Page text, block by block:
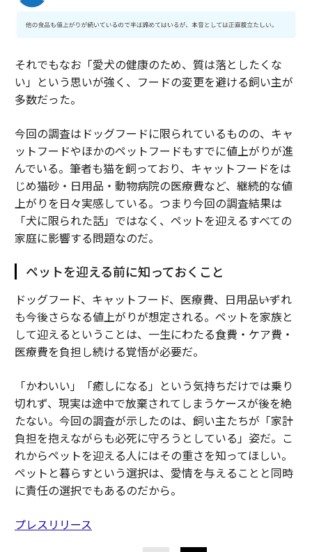
それでもなお「愛犬の健康のため、質は落としたくな
い」という思いが強く、フードの変更を避ける飼い主が
多数だった。
今回の調査はドッグフードに限られているものの、キャ
ットフードやほかのペットフードもすでに値上がりが進
んでいる。筆者も猫を飼っており、キャットフードをは
じめ猫砂・日用品・動物病院の医療費など、継続的な値
上がりを日々実感している。つまり今回の調査結果は
「犬に限られた話」ではなく、ペットを迎えるすべての
家庭に影響する問題なのだ。
ペットを迎える前に知っておくこと
ドッグフード、キャットフード、医療費、日用品――いずれ
も今後さらなる値上がりが想定される。ペットを家族と
して迎えるということは、一生にわたる食費・ケア費・
医療費を負担し続ける覚悟が必要だ。
「かわいい」「癒しになる」という気持ちだけでは乗り
切れず、現実は途中で放棄されてしまうケースが後を絶
たない。今回の調査が示したのは、飼い主たちが「家計
負担を抱えながらも必死に守ろうとしている」姿だ。こ
れからペットを迎える人にはその重さを知ってほしい。
ペットと暮らすという選択は、愛情を与えることと同時
に責任の選択でもあるのだから。
プレスリリース